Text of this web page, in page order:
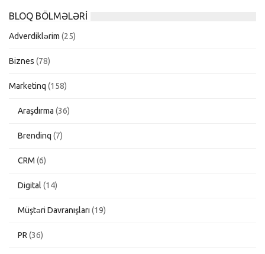
BLOQ BÖLMƏLƏRI
Adverdiklərim (25)
Biznes (78)
Marketinq (158)
Araşdırma (36)
Brendinq (7)
CRM (6)
Digital (14)
Müştəri Davranışları (19)
PR (36)